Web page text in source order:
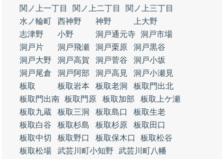
関ノ上一丁目
関ノ上二丁目
関ノ上三丁目
水ノ輪町
西神野 神野
上大野
志津野
小野 洞戸通元寺 洞戸市場
洞戸片
洞戸飛瀬 洞戸栗原
洞戸黒谷
洞戸大野
洞戸高賀 洞戸菅谷
洞戸小坂
洞戸尾倉
洞戸阿部 洞戸高見
洞戸小瀬見
板取
板取岩本 板取老洞
板取門出北
板取門出南 板取門原 板取加部
板取上ケ瀬
板取九蔵
板取三洞 板取島口
板取生老
板取白谷
板取杉島 板取杉原
板取田口
板取中切
板取野口 板取保木口
板取松谷
板取松場
武芸川町小知野
武芸川町八幡